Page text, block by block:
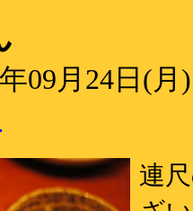
年09月24日
連